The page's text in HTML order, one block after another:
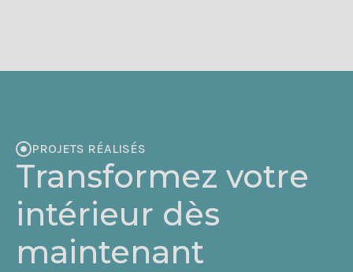
PROJETS RÉALISÉS
Transformez votre
intérieur dès
maintenant